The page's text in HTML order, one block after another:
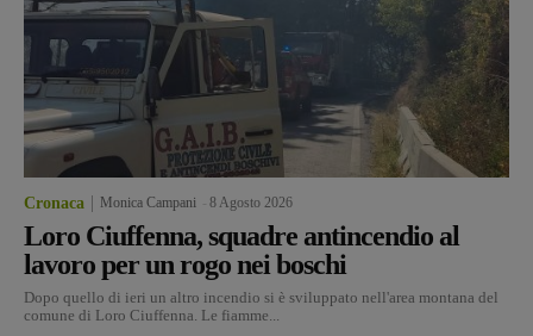
Cronaca Monica Campani 8 Agosto 2026
Loro Ciuffenna, squadre antincendio al
lavoro per un rogo nei boschi
Dopo quello di ieri un altro incendio si è sviluppato nell'area montana del
comune di Loro Ciuffenna. Le fiamme...